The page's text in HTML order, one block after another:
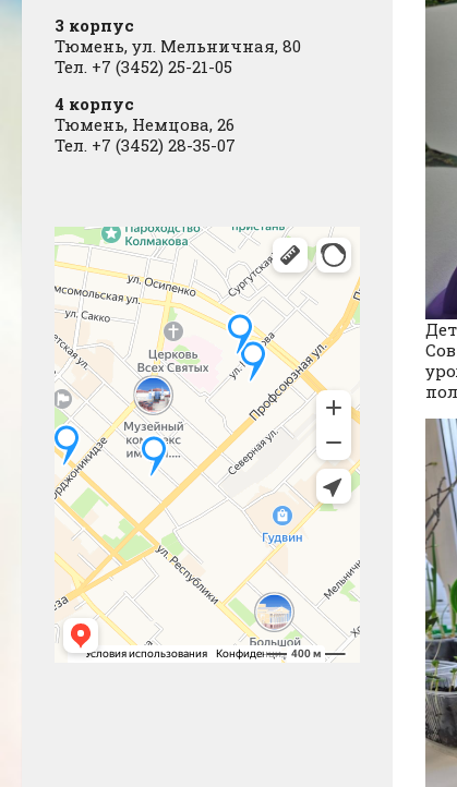
3 корпус
Тюмень, ул. Мельничная, 80
Тел. +7 (3452) 25-21-05
4 корпус
Тюмень, Немцова, 26
Тел. +7 (3452) 28-35-07